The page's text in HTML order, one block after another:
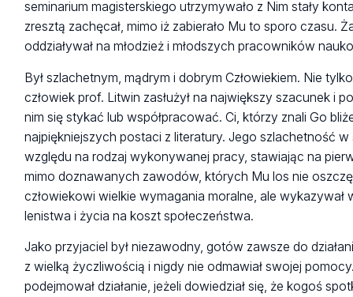
seminarium magisterskiego utrzymywało z Nim stały
zresztą zachęcał, mimo iż zabierało Mu to sporo
oddziaływał na młodzież i młodszych pracowników
Był szlachetnym, mądrym i dobrym Człowiekiem. Nie
człowiek prof. Litwin zasłużył na największy szacunek i
nim się stykać lub współpracować. Ci, którzy znali Go
najpiękniejszych postaci z literatury. Jego szlachetność
względu na rodzaj wykonywanej pracy, stawiając na
mimo doznawanych zawodów, których Mu los nie
człowiekowi wielkie wymagania moralne, ale
lenistwa i życia na koszt społeczeństwa.
Jako przyjaciel był niezawodny, gotów zawsze do
z wielką życzliwością i nigdy nie odmawiał swojej
podejmował działanie, jeżeli dowiedział się, że kogoś